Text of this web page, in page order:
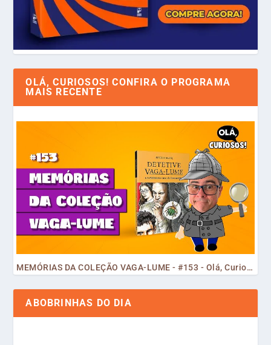
OLÁ, CURIOSOS! CONFIRA O PROGRAMA
MAIS RECENTE
MEMÓRIAS DA COLEÇÃO VAGA-LUME - #153 - Olá, Curiosos! 2023
ABOBRINHAS DO DIA